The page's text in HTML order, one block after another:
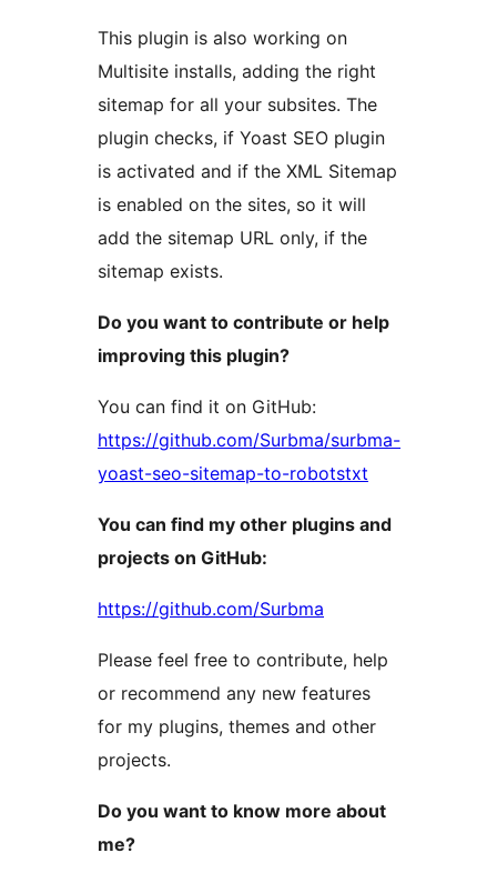
This plugin is also working on
Multisite installs, adding the right
sitemap for all your subsites. The
plugin checks, if Yoast SEO plugin
is activated and if the XML Sitemap
is enabled on the sites, so it will
add the sitemap URL only, if the
sitemap exists.
Do you want to contribute or help
improving this plugin?
You can find it on GitHub:
https://github.com/Surbma/surbma-
yoast-seo-sitemap-to-robotstxt
You can find my other plugins and
projects on GitHub:
https://github.com/Surbma
Please feel free to contribute, help
or recommend any new features
for my plugins, themes and other
projects.
Do you want to know more about
me?